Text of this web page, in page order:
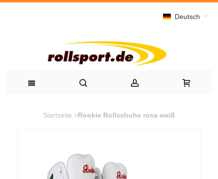
Deutsch
Startseite >Rookie Rollschuhe rosa weiß